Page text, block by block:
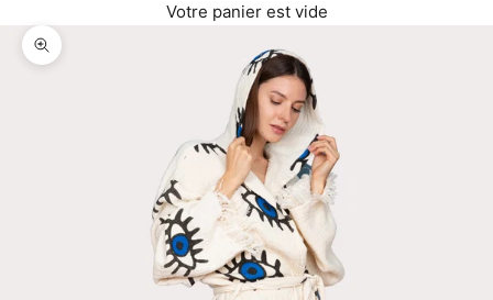
Votre panier est vide
Zoomer sur l'image